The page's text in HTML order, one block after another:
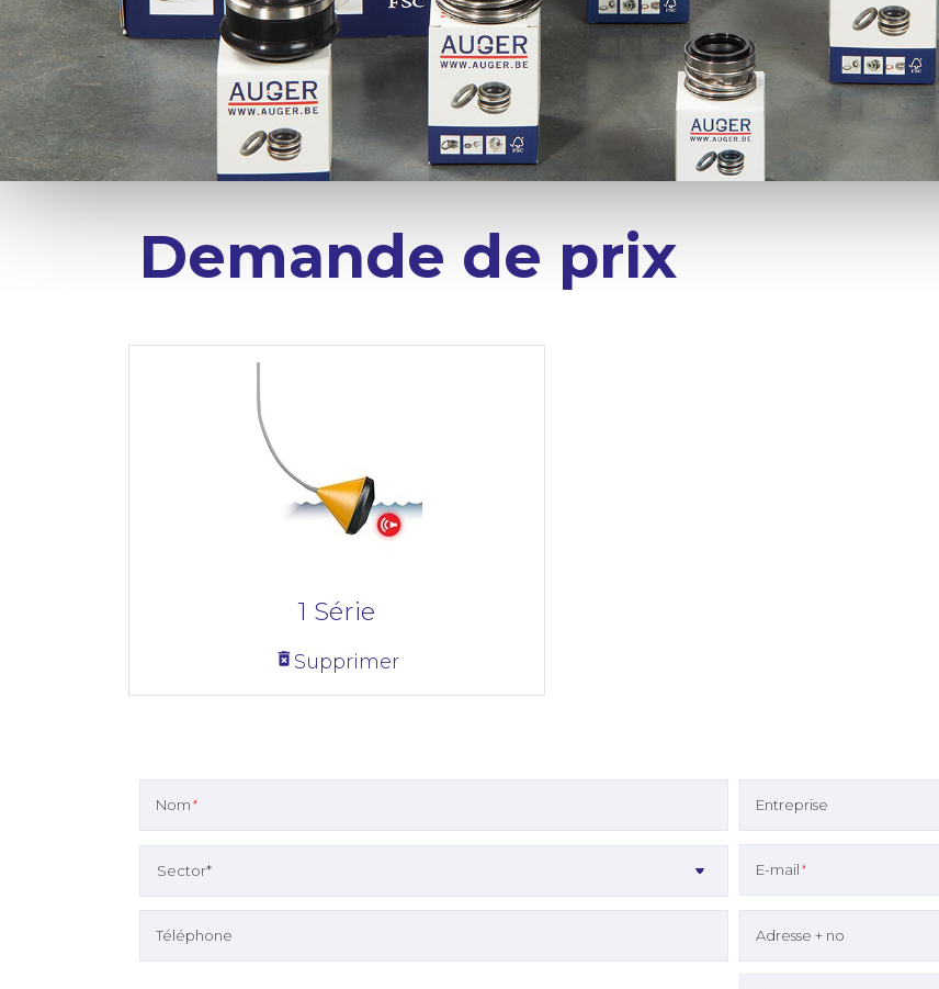
Demande de prix
1 Série
Supprimer
Nom* Entreprise
E-mail*
Téléphone Adresse + no